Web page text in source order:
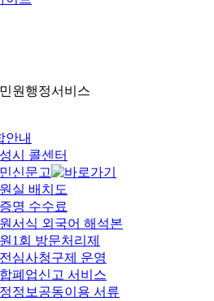
원행정서비스
안내
시 콜센터
신문고
실 배치도
명 수수료
서식 외국어 해석본
1회 방문처리제
심사청구제 운영
폐업신고 서비스
정보공동이용 서류